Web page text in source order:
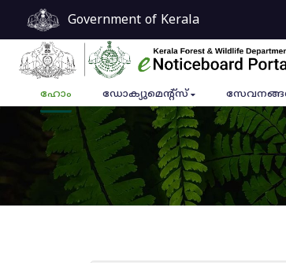
Government of Kerala
ഹോം ഡോക്യുമെൻ്റ്സ്